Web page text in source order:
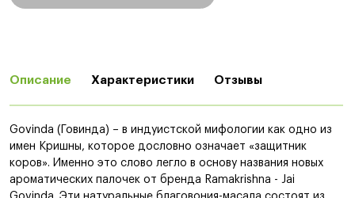
Описание Характеристики Отзывы
Govinda (Говинда) – в индуистской мифологии как одно из
имен Кришны, которое дословно означает «защитник
коров». Именно это слово легло в основу названия новых
ароматических палочек от бренда Ramakrishna - Jai